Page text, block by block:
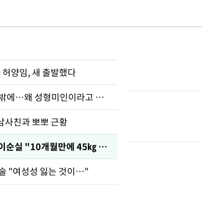
양임, 새 출발했다
장영란 "쌍커풀 3번 밖에…왜 성형미인이라고 하냐"
사친과 뽀뽀 근황
다이어트 주사 맞은 이순실 "10개월만에 45㎏ 감량"
"여성성 잃는 것이…"